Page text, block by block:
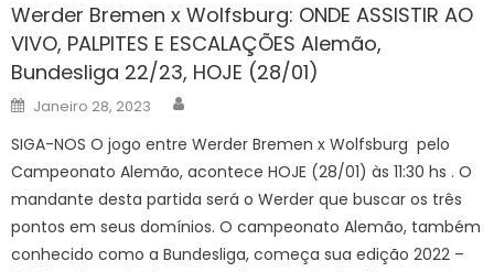
Werder Bremen x Wolfsburg: ONDE ASSISTIR AO
VIVO, PALPITES E ESCALAÇÕES Alemão,
Bundesliga 22/23, HOJE (28/01)
Posted
on
Janeiro 28, 2023
SIGA-NOS O jogo entre Werder Bremen x Wolfsburg pelo
Campeonato Alemão, acontece HOJE (28/01) às 11:30 hs . O
mandante desta partida será o Werder que buscar os três
pontos em seus domínios. O campeonato Alemão, também
conhecido como a Bundesliga, começa sua edição 2022 –